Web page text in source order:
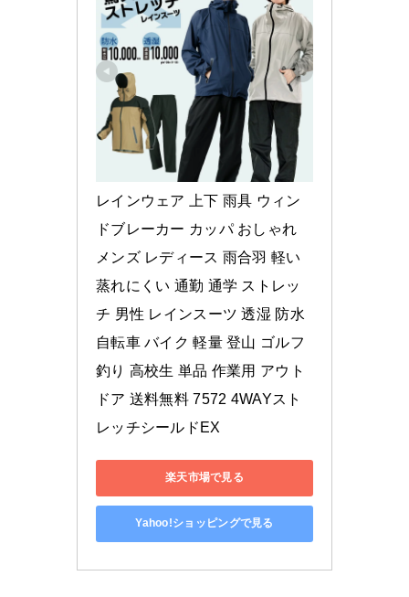
レインウェア 上下 雨具 ウィン
ドブレーカー カッパ おしゃれ
メンズ レディース 雨合羽 軽い
蒸れにくい 通勤 通学 ストレッ
チ 男性 レインスーツ 透湿 防水
自転車 バイク 軽量 登山 ゴルフ
釣り 高校生 単品 作業用 アウト
ドア 送料無料 7572 4WAYスト
レッチシールドEX
楽天市場で見る
Yahoo!ショッピングで見る